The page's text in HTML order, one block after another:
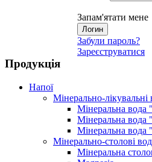
Запам'ятати мене
Забули пароль?
Зареєструватися
Продукція
Напої
Мінерально-лікувальні
Мінеральна вода
Мінеральна вода
Мінеральна
Мінерально-столові
Мінеральна